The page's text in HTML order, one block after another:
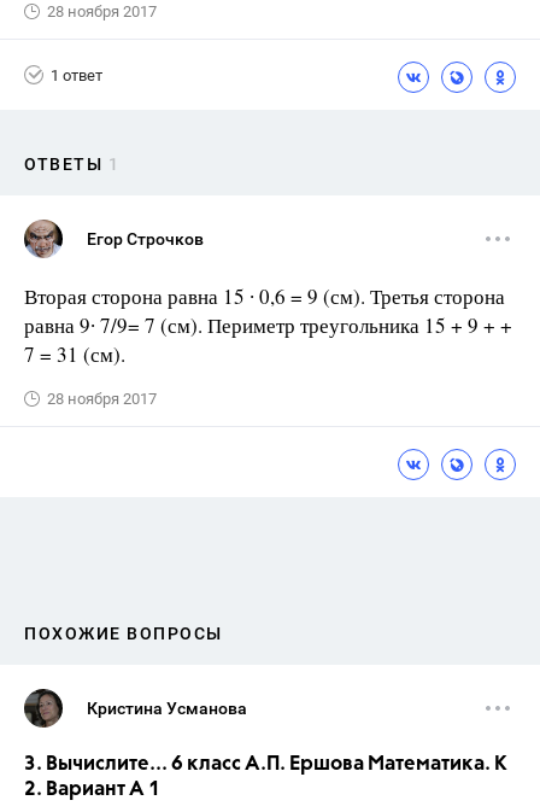
28 ноября 2017
1 ответ
ОТВЕТЫ 1
Егор Строчков
Вторая сторона равна 15 ∙ 0,6 = 9 (см). Третья сторона
равна 9∙ 7/9= 7 (см). Периметр треугольника 15 + 9 + +
7 = 31 (см).
28 ноября 2017
ПОХОЖИЕ ВОПРОСЫ
Кристина Усманова
3. Вычислите... 6 класс А.П. Ершова Математика. К
2. Вариант А 1